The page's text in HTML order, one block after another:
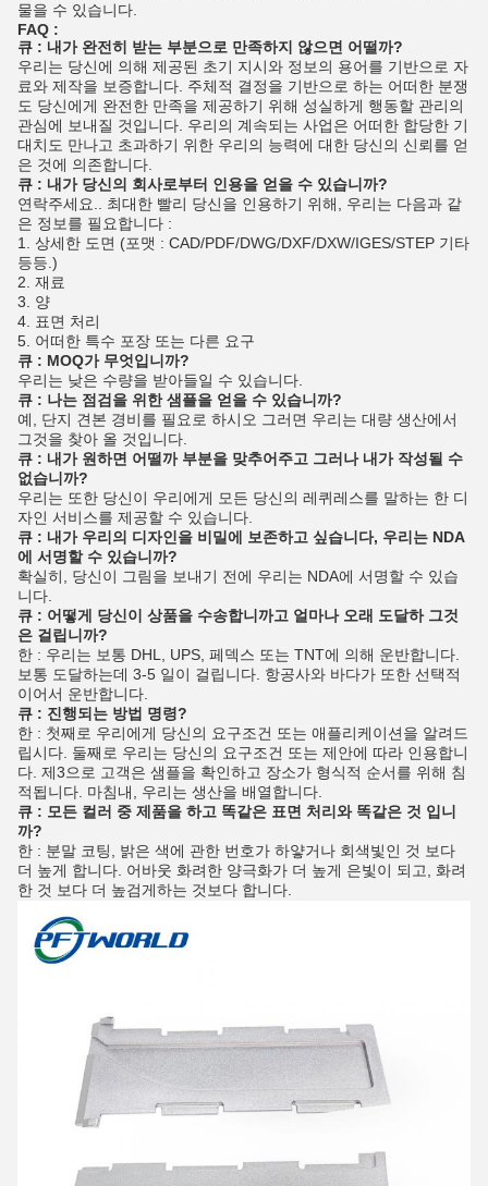
물을 수 있습니다.
FAQ :
큐 : 내가 완전히 받는 부분으로 만족하지 않으면 어떨까?
우리는 당신에 의해 제공된 초기 지시와 정보의 용어를 기반으로 자
료와 제작을 보증합니다. 주체적 결정을 기반으로 하는 어떠한 분쟁
도 당신에게 완전한 만족을 제공하기 위해 성실하게 행동할 관리의
관심에 보내질 것입니다. 우리의 계속되는 사업은 어떠한 합당한 기
대치도 만나고 초과하기 위한 우리의 능력에 대한 당신의 신뢰를 얻
은 것에 의존합니다.
큐 : 내가 당신의 회사로부터 인용을 얻을 수 있습니까?
연락주세요.. 최대한 빨리 당신을 인용하기 위해, 우리는 다음과 같
은 정보를 필요합니다 :
1. 상세한 도면 (포맷 : CAD/PDF/DWG/DXF/DXW/IGES/STEP 기타
등등.)
2. 재료
3. 양
4. 표면 처리
5. 어떠한 특수 포장 또는 다른 요구
큐 : MOQ가 무엇입니까?
우리는 낮은 수량을 받아들일 수 있습니다.
큐 : 나는 점검을 위한 샘플을 얻을 수 있습니까?
예, 단지 견본 경비를 필요로 하시오 그러면 우리는 대량 생산에서
그것을 찾아 올 것입니다.
큐 : 내가 원하면 어떨까 부분을 맞추어주고 그러나 내가 작성될 수
없습니까?
우리는 또한 당신이 우리에게 모든 당신의 레퀴레스를 말하는 한 디
자인 서비스를 제공할 수 있습니다.
큐 : 내가 우리의 디자인을 비밀에 보존하고 싶습니다, 우리는 NDA
에 서명할 수 있습니까?
확실히, 당신이 그림을 보내기 전에 우리는 NDA에 서명할 수 있습
니다.
큐 : 어떻게 당신이 상품을 수송합니까고 얼마나 오래 도달하 그것
은 걸립니까?
한 : 우리는 보통 DHL, UPS, 페덱스 또는 TNT에 의해 운반합니다.
보통 도달하는데 3-5 일이 걸립니다. 항공사와 바다가 또한 선택적
이어서 운반합니다.
큐 : 진행되는 방법 명령?
한 : 첫째로 우리에게 당신의 요구조건 또는 애플리케이션을 알려드
립시다. 둘째로 우리는 당신의 요구조건 또는 제안에 따라 인용합니
다. 제3으로 고객은 샘플을 확인하고 장소가 형식적 순서를 위해 침
적됩니다. 마침내, 우리는 생산을 배열합니다.
큐 : 모든 컬러 중 제품을 하고 똑같은 표면 처리와 똑같은 것 입니
까?
한 : 분말 코팅, 밝은 색에 관한 번호가 하얗거나 회색빛인 것 보다
더 높게 합니다. 어바웃 화려한 양극화가 더 높게 은빛이 되고, 화려
한 것 보다 더 높검게하는 것보다 합니다.